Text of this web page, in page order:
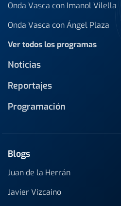
Onda Vasca con Imanol Vilella
Onda Vasca con Ángel Plaza
Ver todos los programas
Noticias
Reportajes
Programación
Blogs
Juan de la Herrán
Javier Vizcaino